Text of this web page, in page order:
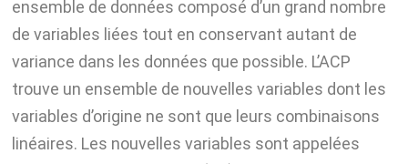
ensemble de données composé d’un grand nombre
de variables liées tout en conservant autant de
variance dans les données que possible. L’ACP
trouve un ensemble de nouvelles variables dont les
variables d’origine ne sont que leurs combinaisons
linéaires. Les nouvelles variables sont appelées